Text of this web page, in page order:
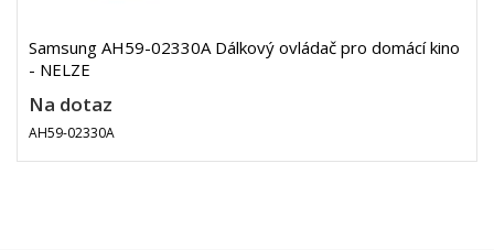
Samsung AH59-02330A Dálkový ovládač pro domácí kino
- NELZE
Na dotaz
AH59-02330A